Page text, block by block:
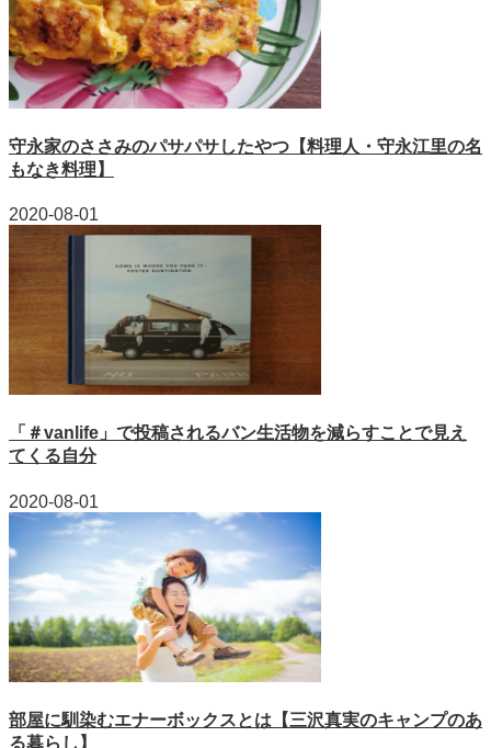
守永家のささみのパサパサしたやつ【料理人・守永江里の名
もなき料理】
2020-08-01
「＃vanlife」で投稿されるバン生活物を減らすことで見え
てくる自分
2020-08-01
部屋に馴染むエナーボックスとは【三沢真実のキャンプのあ
る暮らし】